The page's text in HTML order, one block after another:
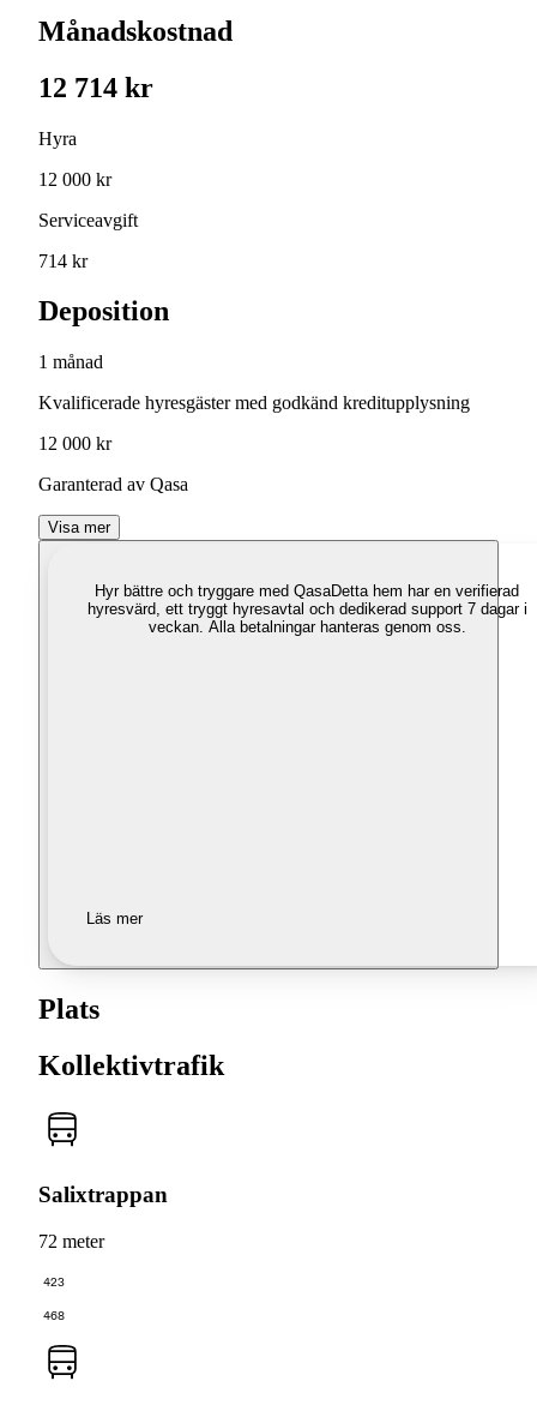
Månadskostnad
12 714 kr
Hyra
12 000 kr
Serviceavgift
714 kr
Deposition
1 månad
Kvalificerade hyresgäster med godkänd kreditupplysning
12 000 kr
Garanterad av Qasa
Visa mer
Hyr bättre och tryggare med QasaDetta hem har en verifierad
hyresvärd, ett tryggt hyresavtal och dedikerad support 7 dagar i
veckan. Alla betalningar hanteras genom oss.
Läs mer
Plats
Kollektivtrafik
Salixtrappan
72 meter
423
468